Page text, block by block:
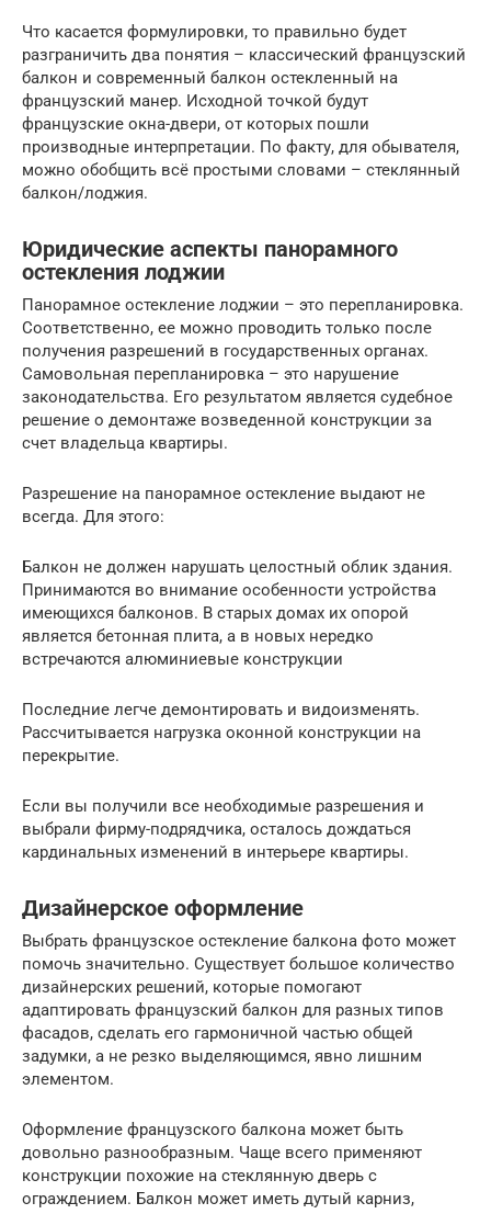
Что касается формулировки, то правильно будет
разграничить два понятия – классический французский
балкон и современный балкон остекленный на
французский манер. Исходной точкой будут
французские окна-двери, от которых пошли
производные интерпретации. По факту, для обывателя,
можно обобщить всё простыми словами – стеклянный
балкон/лоджия.
Юридические аспекты панорамного
остекления лоджии
Панорамное остекление лоджии – это перепланировка.
Соответственно, ее можно проводить только после
получения разрешений в государственных органах.
Самовольная перепланировка – это нарушение
законодательства. Его результатом является судебное
решение о демонтаже возведенной конструкции за
счет владельца квартиры.
Разрешение на панорамное остекление выдают не
всегда. Для этого:
Балкон не должен нарушать целостный облик здания.
Принимаются во внимание особенности устройства
имеющихся балконов. В старых домах их опорой
является бетонная плита, а в новых нередко
встречаются алюминиевые конструкции
Последние легче демонтировать и видоизменять.
Рассчитывается нагрузка оконной конструкции на
перекрытие.
Если вы получили все необходимые разрешения и
выбрали фирму-подрядчика, осталось дождаться
кардинальных изменений в интерьере квартиры.
Дизайнерское оформление
Выбрать французское остекление балкона фото может
помочь значительно. Существует большое количество
дизайнерских решений, которые помогают
адаптировать французский балкон для разных типов
фасадов, сделать его гармоничной частью общей
задумки, а не резко выделяющимся, явно лишним
элементом.
Оформление французского балкона может быть
довольно разнообразным. Чаще всего применяют
конструкции похожие на стеклянную дверь с
ограждением. Балкон может иметь дутый карниз,